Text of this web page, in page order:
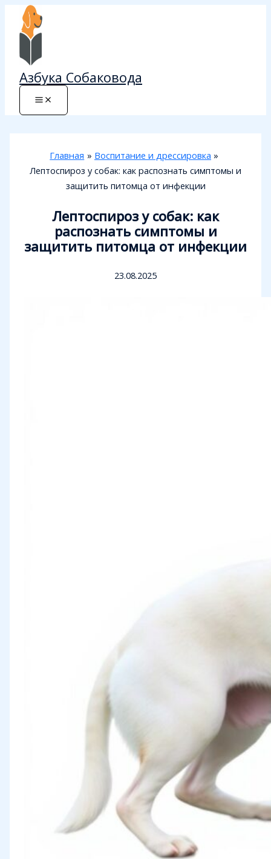
Перейти
содержимому
Азбука Собаковода
Главная
Воспитание и дрессировка
Лептоспироз у собак: как распознать симптомы и
защитить питомца от инфекции
Лептоспироз у собак: как
распознать симптомы и
защитить питомца от инфекции
23.08.2025